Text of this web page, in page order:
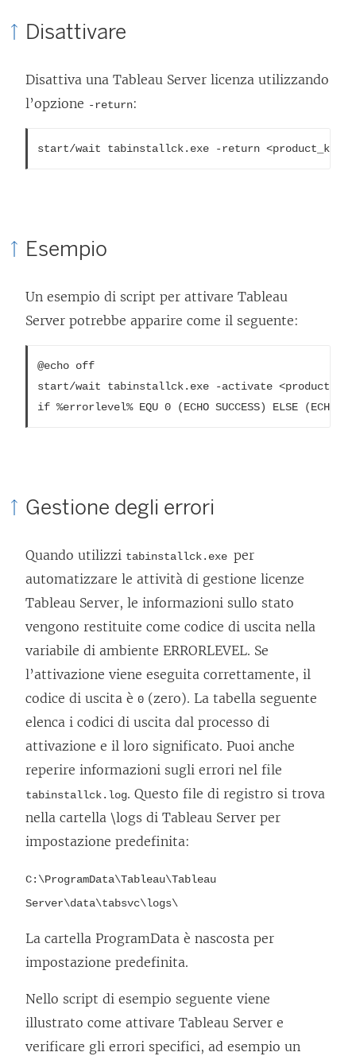
Disattivare
Disattiva una Tableau Server licenza utilizzando
l’opzione -return:
Esempio
Un esempio di script per attivare Tableau
Server potrebbe apparire come il seguente:
@echo off
start/wait tabinstallck.exe -activate
if %errorlevel% EQU 0 (ECHO SUCCESS) ELSE (ECHO
Gestione degli errori
Quando utilizzi tabinstallck.exe per
automatizzare le attività di gestione licenze
Tableau Server, le informazioni sullo stato
vengono restituite come codice di uscita nella
variabile di ambiente ERRORLEVEL. Se
l’attivazione viene eseguita correttamente, il
codice di uscita è 0 (zero). La tabella seguente
elenca i codici di uscita dal processo di
attivazione e il loro significato. Puoi anche
reperire informazioni sugli errori nel file
tabinstallck.log. Questo file di registro si trova
nella cartella \logs di Tableau Server per
impostazione predefinita:
C:\ProgramData\Tableau\Tableau
Server\data\tabsvc\logs\
La cartella ProgramData è nascosta per
impostazione predefinita.
Nello script di esempio seguente viene
illustrato come attivare Tableau Server e
verificare gli errori specifici, ad esempio un